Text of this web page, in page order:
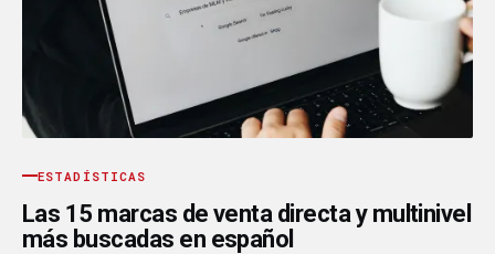
ESTADÍSTICAS
Las 15 marcas de venta directa y multinivel
más buscadas en español